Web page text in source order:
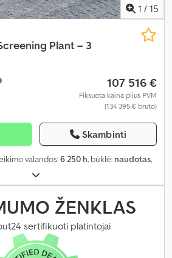
1 / 15
Plant – 3
107 516 €
Fiksuota kaina plius PVM
(134 395 € bruto)
Skambinti
valandos:6 250 h, būklė: naudotas,
ŽENKLAS
sertifikuoti platintojai